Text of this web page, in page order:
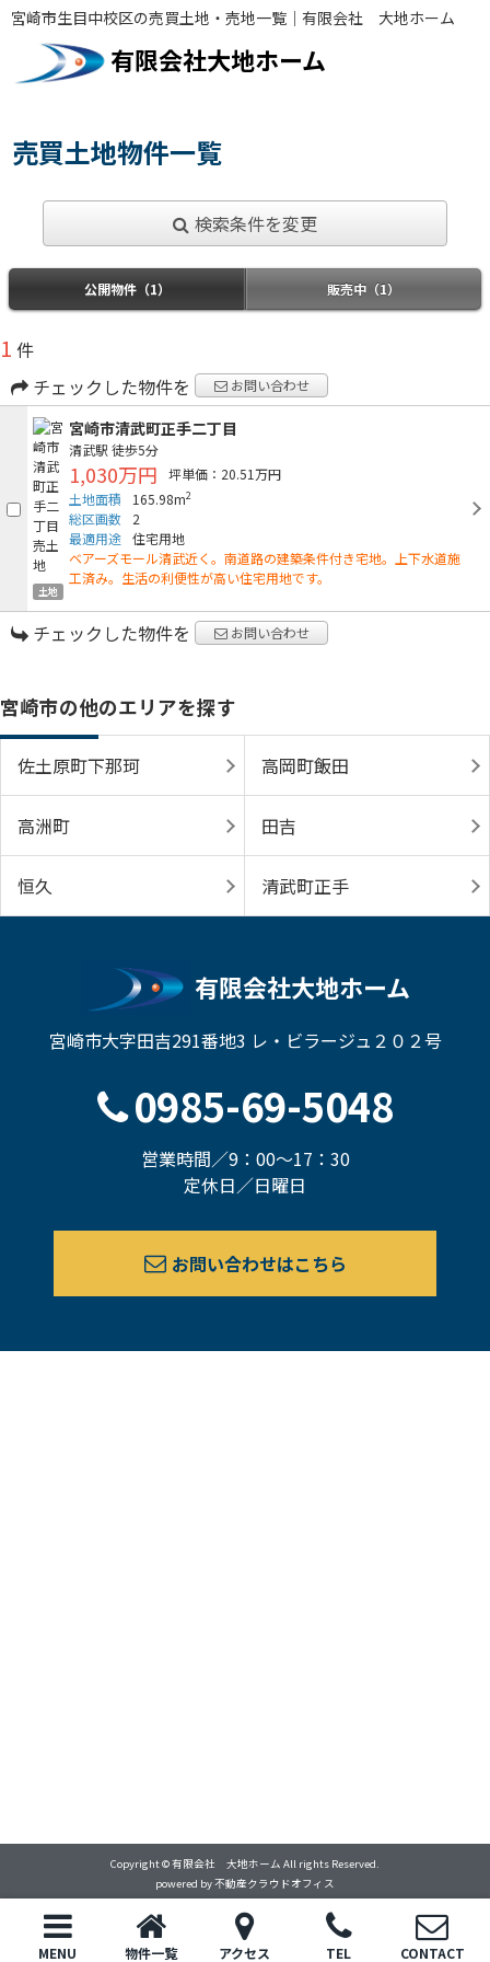
宮崎市生目中校区の売買土地・売地一覧｜有限会社 大地ホーム
有限会社大地ホーム
売買土地物件一覧
検索条件を変更
公開物件（1） 販売中（1）
1 件
チェックした物件を
お問い合わせ
土地
宮崎市清武町正手二丁目
清武駅 徒歩5分
1,030万円
坪単価：20.51万円
土地面積
165.98m2
総区画数
2
最適用途 住宅用地
ベアーズモール清武近く。南道路の建築条件付き宅地。上下水道施
工済み。生活の利便性が高い住宅用地です。
チェックした物件を お問い合わせ
宮崎市の他のエリアを探す
佐土原町下那珂 高岡町飯田
高洲町 田吉
恒久 清武町正手
有限会社大地ホーム
宮崎市大字田吉291番地3 レ・ビラージュ２０２号
0985-69-5048
営業時間／9：00～17：30
定休日／日曜日
お問い合わせはこちら
MENU 物件一覧 アクセス TEL CONTACT
Copyright © 有限会社 大地ホーム All rights Reserved.
powered by 不動産クラウドオフィス